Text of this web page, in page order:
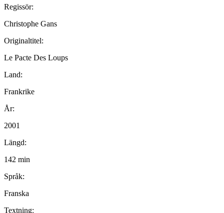
Regissör:
Christophe Gans
Originaltitel:
Le Pacte Des Loups
Land:
Frankrike
År:
2001
Längd:
142 min
Språk:
Franska
Textning: